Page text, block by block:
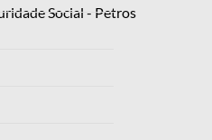
Social - Petros